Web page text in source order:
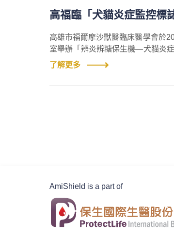
高福臨「犬貓炎症監控標
高雄市福爾摩沙獸醫臨床醫學會於
室舉辦「辨炎辨糖保生機—犬貓炎
尿糖診斷」以及「犬貓炎症」。
了解更多
AmiShield is a part of